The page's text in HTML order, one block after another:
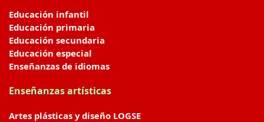
Educación infantil
Educación primaria
Educación secundaria
Educación especial
Enseñanzas de idiomas
Enseñanzas artísticas
Artes plásticas y diseño LOGSE